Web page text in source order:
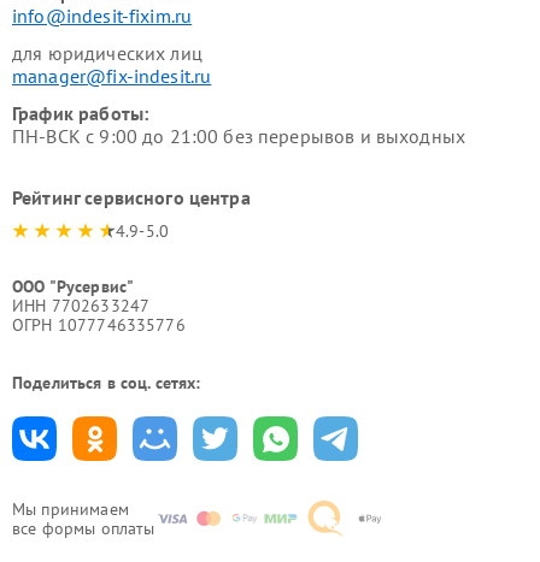
Мы принимаем
все формы оплаты
info@indesit-fixim.ru
для юридических лиц
manager@fix-indesit.ru
График работы:
ПН-ВСК с 9:00 до 21:00 без перерывов и выходных
Рейтинг сервисного центра
4.9-5.0
ООО "Русервис"
ИНН 7702633247
ОГРН 1077746335776
Поделиться в соц. сетях: